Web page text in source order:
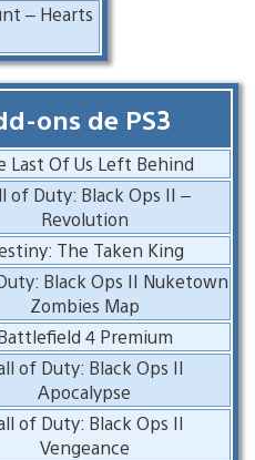
– Hearts
ons de PS3
Last Of Us Left Behind
of Duty: Black Ops II –
Revolution
The Taken King
Black Ops II Nuketown
Zombies Map
4 Premium
of Duty: Black Ops II
Apocalypse
of Duty: Black Ops II
Vengeance